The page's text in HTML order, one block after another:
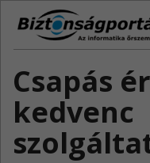
Csapás
kedvenc